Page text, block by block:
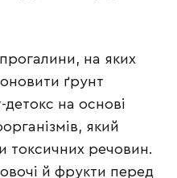
на яких
ґрунт
на основі
який
токсичних речовин.
й фрукти перед